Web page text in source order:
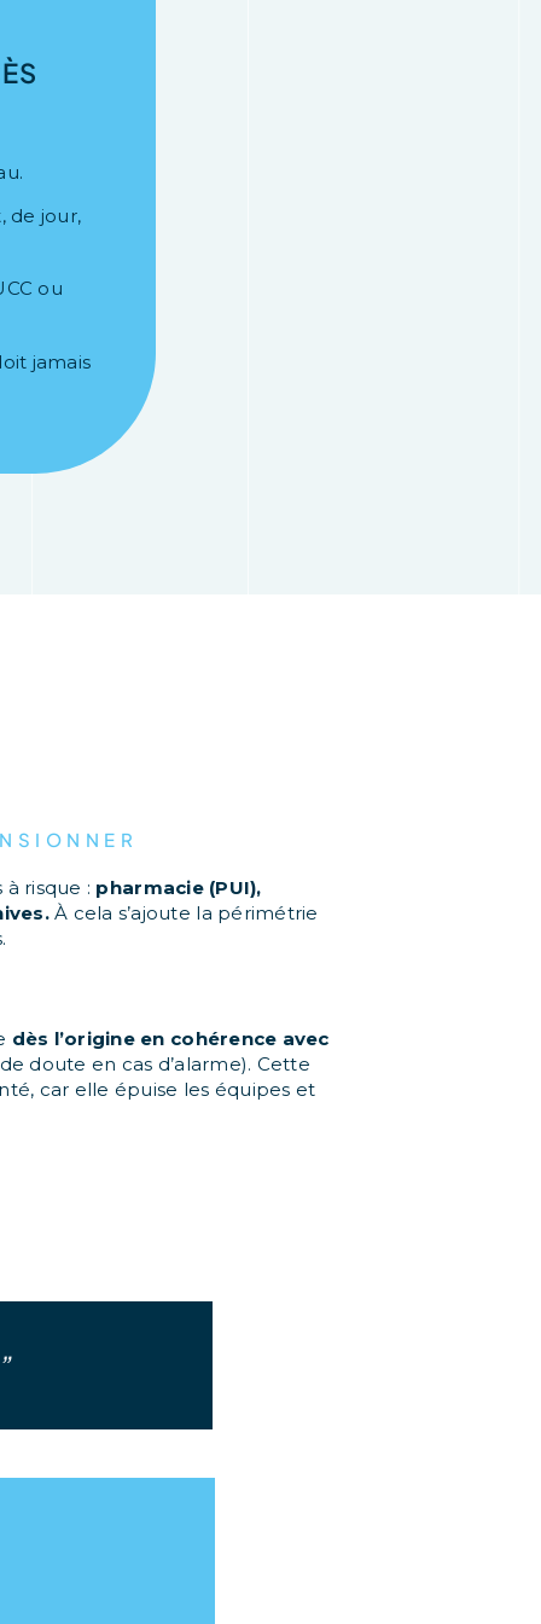
de jour,
ou
jamais
risque : pharmacie (PUI),
À cela s’ajoute la périmétrie
dès l’origine en cohérence avec
doute en cas d’alarme). Cette
car elle épuise les équipes et